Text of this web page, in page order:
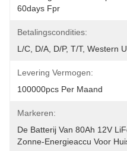
60days Fpr
Betalingscondities:
L/C, D/A, D/P, T/T, Western
Levering Vermogen:
100000pcs Per Maand
Markeren:
De Batterij Van 80Ah 12V
Zonne-Energieaccu Voor